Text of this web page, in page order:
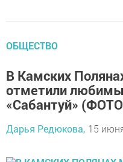
ОБЩЕСТВО
В Камских
отметили
«Сабантуй»
Дарья Редюкова, 15